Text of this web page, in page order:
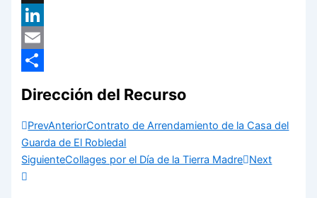
X
LinkedIn
Email
Dirección del Recurso
PrevAnteriorContrato de Arrendamiento de la Casa del
Guarda de El Robledal
SiguienteCollages por el Día de la Tierra Madre Next